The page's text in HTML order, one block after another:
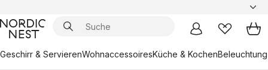
Geschirr & ServierenWohnaccessoiresKüche & KochenBeleuchtung